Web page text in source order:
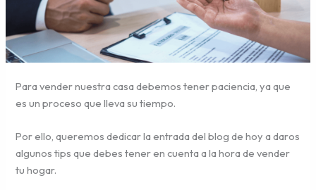
Para vender nuestra casa debemos tener paciencia, ya que
es un proceso que lleva su tiempo.
Por ello, queremos dedicar la entrada del blog de hoy a daros
algunos tips que debes tener en cuenta a la hora de vender
tu hogar.